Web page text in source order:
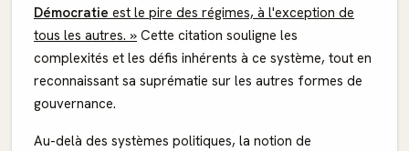
Démocratie est le pire des régimes, à l'exception de
tous les autres. » Cette citation souligne les
complexités et les défis inhérents à ce système, tout en
reconnaissant sa suprématie sur les autres formes de
gouvernance.
Au-delà des systèmes politiques, la notion de